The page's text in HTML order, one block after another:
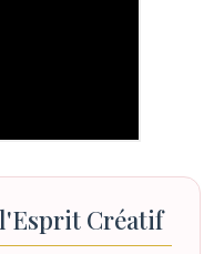
Créatif